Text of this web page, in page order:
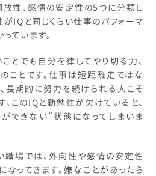
放性、感情の安定性の5つに分類し
がIQと同じくらい仕事のパフォーマ
ています。
とでも自分を律してやり切る力、
ことです。仕事は短距離走ではな
長期的に努力を続けられる人こそ
このIQと勤勉性が欠けていると、
できない”状態になってしまいま
職場では、外向性や感情の安定性
ってきます。嫌なことがあったら